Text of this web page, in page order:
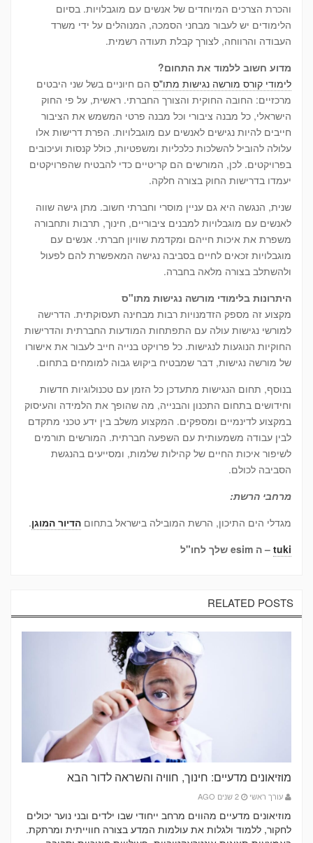
והכרת הצרכים המיוחדים של אנשים עם מוגבלויות. בסיום
הלימודים יש לעבור מבחני הסמכה, המנוהלים על ידי משרד
העבודה והרווחה, לצורך קבלת תעודה רשמית.
מדוע חשוב ללמוד את התחום?
לימודי קורס מורשה נגישות מתו"ס הם חיוניים בשל שני היבטים
מרכזיים: החובה החוקית והצורך החברתי. ראשית, על פי החוק
הישראלי, כל מבנה ציבורי וכל מבנה פרטי המשמש את הציבור
חייבים להיות נגישים לאנשים עם מוגבלויות. הפרת דרישות אלו
עלולה להוביל להשלכות כלכליות ומשפטיות, כולל קנסות ועיכובים
בפרויקטים. לכן, המורשים הם קריטיים כדי להבטיח שהפרויקטים
יעמדו בדרישות החוק בצורה חלקה.
שנית, הנגשה היא גם עניין מוסרי וחברתי חשוב. מתן גישה שווה
לאנשים עם מוגבלויות למבנים ציבוריים, חינוך, תרבות ותחבורה
משפרת את איכות חייהם ומקדמת שוויון חברתי. אנשים עם
מוגבלויות זכאים לחיים בסביבה נגישה המאפשרת להם לפעול
ולהשתלב בצורה מלאה בחברה.
היתרונות בלימודי מורשה נגישות מתו"ס
מקצוע זה מספק הזדמנויות רבות מבחינה תעסוקתית. הדרישה
למורשי נגישות עולה עם התפתחות המודעות החברתית והדרישות
החוקיות הנוגעות לנגישות. כל פרויקט בנייה חייב לעבור את אישורו
של מורשה נגישות, דבר שמבטיח ביקוש גבוה למומחים בתחום.
בנוסף, תחום הנגישות מתעדכן כל הזמן עם טכנולוגיות חדשות
וחידושים בתחום התכנון והבנייה, מה שהופך את הלמידה והעיסוק
במקצוע לדינמיים ומספקים. המקצוע משלב בין ידע טכני מתקדם
לבין עבודה משמעותית עם השפעה חברתית. המורשים תורמים
לשיפור איכות החיים של קהילות שלמות, ומסייעים בהנגשת
הסביבה לכולם.
מרחבי הרשת:
מגדלי הים התיכון, הרשת המובילה בישראל בתחום הדיור המוגן.
tuki – ה esim שלך לחו"ל
RELATED POSTS
מוזיאונים מדעיים: חינוך, חוויה והשראה לדור הבא
עורך ראשי
מוזיאונים מדעיים מהווים מרחב ייחודי שבו ילדים ובני נוער יכולים
לחקור, ללמוד ולגלות את עולמות המדע בצורה חווייתית ומרתקת.